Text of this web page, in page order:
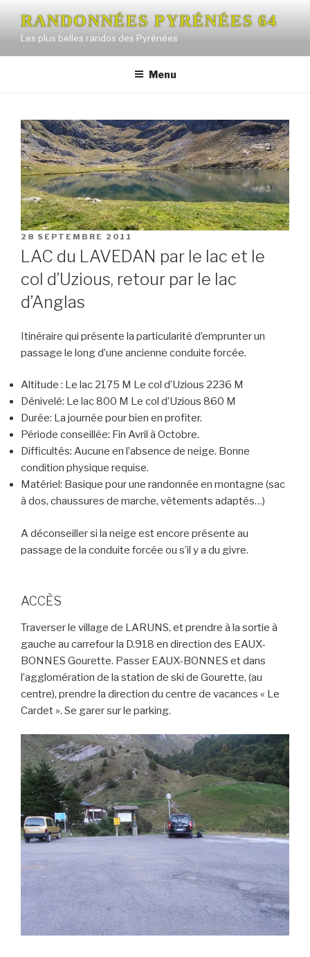
contenu
principal
RANDONNÉES PYRÉNÉES 64
Les plus belles randos des Pyrénées
Menu
PUBLIÉ
LE
28 SEPTEMBRE 2011
LAC du LAVEDAN par le lac et le
col d’Uzious, retour par le lac
d’Anglas
Itinéraire qui présente la particularité d’emprunter un
passage le long d’une ancienne conduite forcée.
Altitude : Le lac 2175 M Le col d’Uzious 2236 M
Dénivelé: Le lac 800 M Le col d’Uzious 860 M
Durée: La journée pour bien en profiter.
Période conseillée: Fin Avril à Octobre.
Difficultés: Aucune en l’absence de neige. Bonne
condition physique requise.
Matériel: Basique pour une randonnée en montagne (sac
à dos, chaussures de marche, vêtements adaptés…)
A déconseiller si la neige est encore présente au
passage de la conduite forcée ou s’il y a du givre.
ACCÈS
Traverser le village de LARUNS, et prendre à la sortie à
gauche au carrefour la D.918 en direction des EAUX-
BONNES Gourette. Passer EAUX-BONNES et dans
l’agglomération de la station de ski de Gourette, (au
centre), prendre la direction du centre de vacances « Le
Cardet ». Se garer sur le parking.